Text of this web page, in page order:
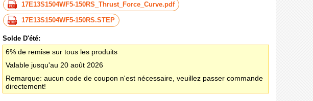
17E13S1504WF5-150RS_Thrust_Force_Curve.pdf
17E13S1504WF5-150RS.STEP
Solde D'été:
6% de remise sur tous les produits
Valable jusqu'au 20 août 2026
Remarque: aucun code de coupon n'est nécessaire, veuillez passer commande
directement!